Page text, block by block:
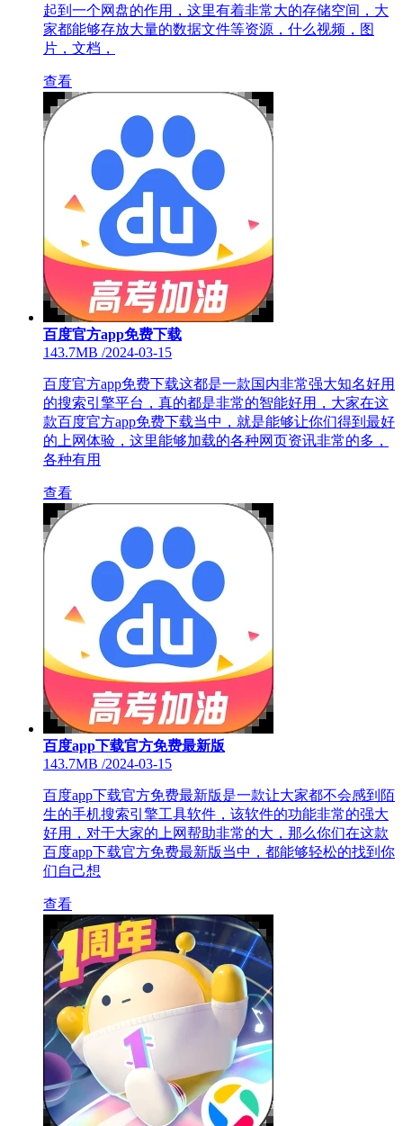
起到一个网盘的作用，这里有着非常大的存储空间，大
家都能够存放大量的数据文件等资源，什么视频，图
片，文档，
查看
百度官方app免费下载
143.7MB /2024-03-15
百度官方app免费下载这都是一款国内非常强大知名好用
的搜索引擎平台，真的都是非常的智能好用，大家在这
款百度官方app免费下载当中，就是能够让你们得到最好
的上网体验，这里能够加载的各种网页资讯非常的多，
各种有用
查看
百度app下载官方免费最新版
143.7MB /2024-03-15
百度app下载官方免费最新版是一款让大家都不会感到陌
生的手机搜索引擎工具软件，该软件的功能非常的强大
好用，对于大家的上网帮助非常的大，那么你们在这款
百度app下载官方免费最新版当中，都能够轻松的找到你
们自己想
查看